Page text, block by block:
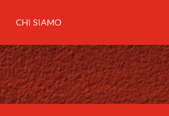
CHI SIAMO